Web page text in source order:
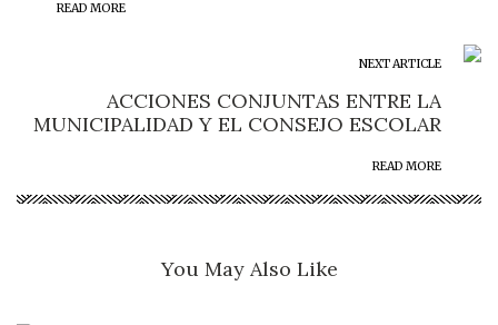
READ MORE
NEXT ARTICLE
ACCIONES CONJUNTAS ENTRE LA
MUNICIPALIDAD Y EL CONSEJO ESCOLAR
READ MORE
You May Also Like